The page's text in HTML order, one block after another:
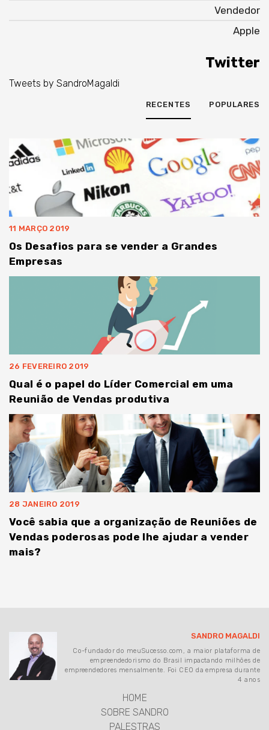
Vendedor
Apple
Twitter
Tweets by SandroMagaldi
POPULARES
RECENTES
11 MARÇO 2019
Os Desafios para se vender a Grandes
Empresas
26 FEVEREIRO 2019
Qual é o papel do Líder Comercial em uma
Reunião de Vendas produtiva
28 JANEIRO 2019
Você sabia que a organização de Reuniões de
Vendas poderosas pode lhe ajudar a vender
mais?
SANDRO MAGALDI
Co-fundador do meuSucesso.com, a maior plataforma de
empreendedorismo do Brasil impactando milhões de
empreendedores mensalmente. Foi CEO da empresa durante
4 anos
HOME
SOBRE SANDRO
PALESTRAS